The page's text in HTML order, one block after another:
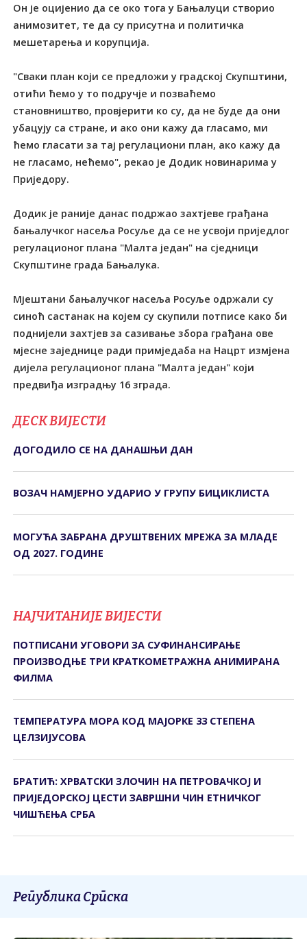
Он је оцијенио да се око тога у Бањалуци створио
анимозитет, те да су присутна и политичка
мешетарења и корупција.
"Сваки план који се предложи у градској Скупштини,
отићи ћемо у то подручје и позваћемо
становништво, провјерити ко су, да не буде да они
убацују са стране, и ако они кажу да гласамо, ми
ћемо гласати за тај регулациони план, ако кажу да
не гласамо, нећемо", рекао је Додик новинарима у
Приједору.
Додик је раније данас подржао захтјеве грађана
бањалучког насеља Росуље да се не усвоји приједлог
регулационoг плана "Малта један" на сједници
Скупштине града Бањалука.
Мјештани бањалучког насеља Росуље одржали су
синоћ састанак на којем су скупили потписе како би
поднијели захтјев за сазивање збора грађана ове
мјесне заједнице ради примједаба на Нацрт измјена
дијела регулационог плана "Малта један" који
предвиђа изградњу 16 зграда.
ДЕСК ВИЈЕСТИ
ДОГОДИЛО СЕ НА ДАНАШЊИ ДАН
ВОЗАЧ НАМЈЕРНО УДАРИО У ГРУПУ БИЦИКЛИСТА
МОГУЋА ЗАБРАНА ДРУШТВЕНИХ МРЕЖА ЗА МЛАДЕ
ОД 2027. ГОДИНЕ
НАЈЧИТАНИЈЕ ВИЈЕСТИ
ПОТПИСАНИ УГОВОРИ ЗА СУФИНАНСИРАЊЕ
ПРОИЗВОДЊЕ ТРИ КРАТКОМЕТРАЖНА АНИМИРАНА
ФИЛМА
ТЕМПЕРАТУРА МОРА КОД МАЈОРКЕ 33 СТЕПЕНА
ЦЕЛЗИЈУСОВА
БРАТИЋ: ХРВАТСКИ ЗЛОЧИН НА ПЕТРОВАЧКОЈ И
ПРИЈЕДОРСКОЈ ЦЕСТИ ЗАВРШНИ ЧИН ЕТНИЧКОГ
ЧИШЋЕЊА СРБА
Република Српска